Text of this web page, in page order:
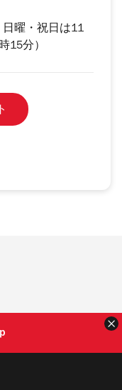
曜・祝日は11
15分）